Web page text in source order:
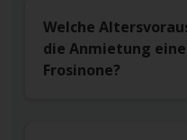
Welche
die Anmietung
Frosinone?